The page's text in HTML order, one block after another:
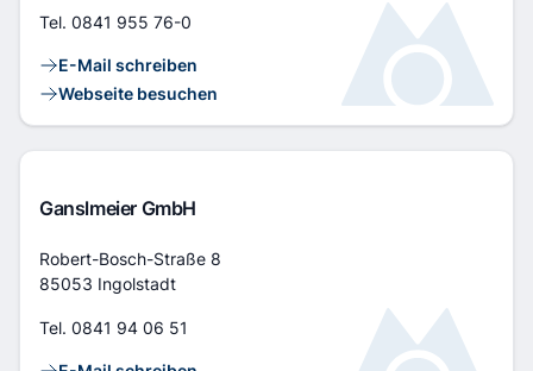
Tel. 0841 955 76-0
Kontaktlinks
E-Mail schreiben
Webseite besuchen
Ganslmeier GmbH
Adresse
Robert-Bosch-Straße 8
85053 Ingolstadt
Tel. 0841 94 06 51